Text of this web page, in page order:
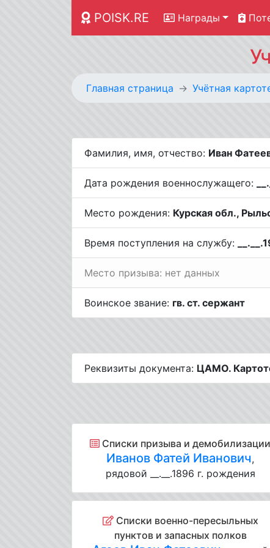
POISK.RE Награды
Главная страница Учётная
Фамилия, имя, отчество: Иван
Дата рождения военнослужащего:
Место рождения: Курская обл.,
Время поступления на службу:
Место призыва: нет данных
Воинское звание: гв. ст. сержант
Реквизиты документа: ЦАМО.
Списки призыва и демобилизации
Иванов Фатей Иванович,
рядовой __.__.1896 г. рождения
Списки военно-пересыльных
пунктов и запасных полков